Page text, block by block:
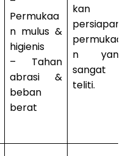
Permukaa
n mulus &
higienis
– Tahan
abrasi &
beban
berat
kan
persiapan
permukaa
n
sangat
teliti.